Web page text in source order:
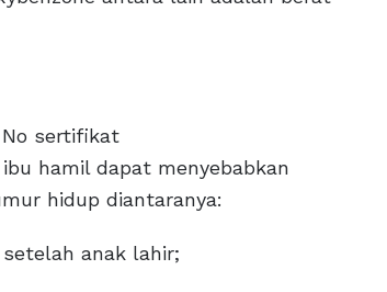
No sertifikat
ibu hamil dapat menyebabkan
hidup diantaranya:
anak lahir;